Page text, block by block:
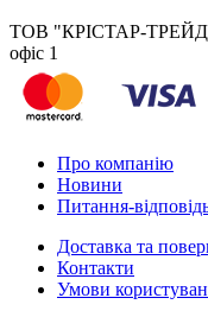
ТОВ "КРІСТАР-ТРЕЙД",
офіс 1
Про компанію
Новини
Питання-
Доставка та
Контакти
Умови